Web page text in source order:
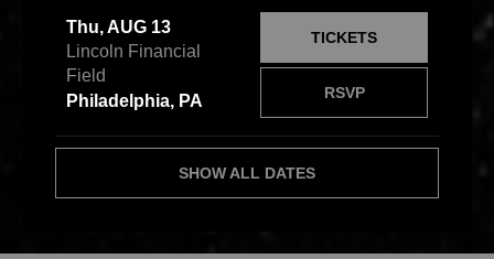
Thu, AUG 13
Lincoln Financial
Field
Philadelphia, PA
RSVP
TICKETS
SHOW ALL DATES